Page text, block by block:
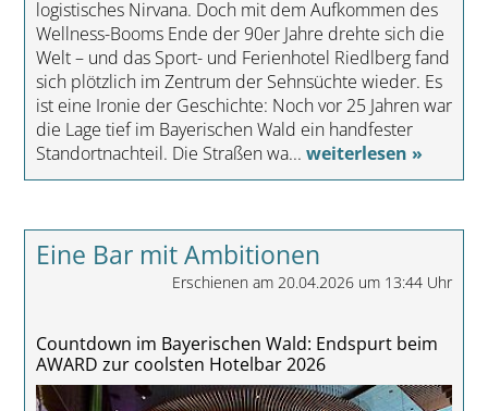
logistisches Nirvana. Doch mit dem Aufkommen des
Wellness-Booms Ende der 90er Jahre drehte sich die
Welt – und das Sport- und Ferienhotel Riedlberg fand
sich plötzlich im Zentrum der Sehnsüchte wieder. Es
ist eine Ironie der Geschichte: Noch vor 25 Jahren war
die Lage tief im Bayerischen Wald ein handfester
Standortnachteil. Die Straßen wa... weiterlesen »
Eine Bar mit Ambitionen
Erschienen am 20.04.2026 um 13:44 Uhr
Countdown im Bayerischen Wald: Endspurt beim
AWARD zur coolsten Hotelbar 2026